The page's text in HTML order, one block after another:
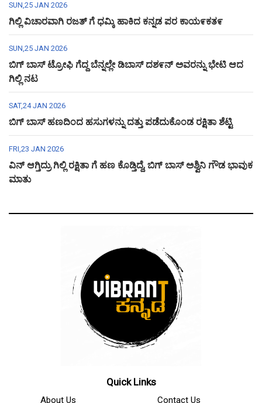
SUN,25 JAN 2026
ಗಿಲ್ಲಿ ವಿಚಾರವಾಗಿ ರಜತ್ ಗೆ ಧಮ್ಕಿ ಹಾಕಿದ ಕನ್ನಡ ಪರ ಕಾಯ೯ಕತ೯
SUN,25 JAN 2026
ಬಿಗ್ ಬಾಸ್ ಟ್ರೋಫಿ ಗೆದ್ದ ಬೆನ್ನಲ್ಲೇ ಡಿಬಾಸ್ ದಶ೯ನ್ ಅವರನ್ನು ಭೇಟಿ ಆದ
ಗಿಲ್ಲಿ ನಟ
SAT,24 JAN 2026
ಬಿಗ್ ಬಾಸ್ ಹಣದಿಂದ ಹಸುಗಳನ್ನು ದತ್ತು ಪಡೆದುಕೊಂಡ ರಕ್ಷಿತಾ ಶೆಟ್ಟಿ
FRI,23 JAN 2026
ವಿನ್ ಆಗ್ತಿದ್ರು ಗಿಲ್ಲಿ ರಕ್ಷಿತಾ ಗೆ ಹಣ ಕೊಡ್ತಿದ್ದೆ, ಬಿಗ್ ಬಾಸ್ ಅಶ್ವಿನಿ ಗೌಡ ಭಾವುಕ
ಮಾತು
Quick Links
About Us Contact Us